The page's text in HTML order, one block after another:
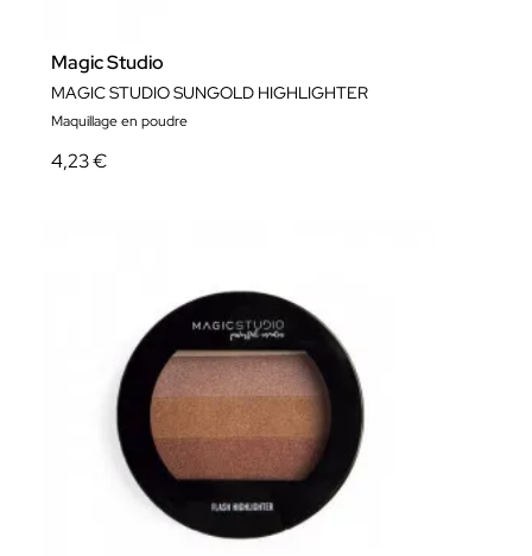
Magic Studio
MAGIC STUDIO SUNGOLD HIGHLIGHTER
Maquillage en poudre
4,23 €